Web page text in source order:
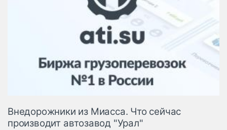
Внедорожники из Миасса. Что сейчас
производит автозавод "Урал"